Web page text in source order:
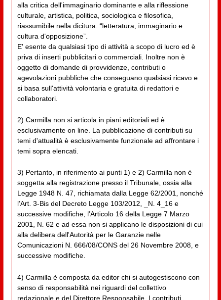
alla critica dell'immaginario dominante e alla riflessione
culturale, artistica, politica, sociologica e filosofica,
riassumibile nella dicitura: “letteratura, immaginario e
cultura d'opposizione”.
E' esente da qualsiasi tipo di attività a scopo di lucro ed è
priva di inserti pubblicitari o commerciali. Inoltre non è
oggetto di domande di provvidenze, contributi o
agevolazioni pubbliche che conseguano qualsiasi ricavo e
si basa sull'attività volontaria e gratuita di redattori e
collaboratori.
2) Carmilla non si articola in piani editoriali ed è
esclusivamente on line. La pubblicazione di contributi su
temi d'attualità è esclusivamente funzionale ad affrontare i
temi sopra elencati.
3) Pertanto, in riferimento ai punti 1) e 2) Carmilla non è
soggetta alla registrazione presso il Tribunale, ossia alla
Legge 1948 N. 47, richiamata dalla Legge 62/2001, nonché
l’Art. 3-Bis del Decreto Legge 103/2012, _N. 4_16 e
successive modifiche, l’Articolo 16 della Legge 7 Marzo
2001, N. 62 e ad essa non si applicano le disposizioni di cui
alla delibera dell'Autorità per le Garanzie nelle
Comunicazioni N. 666/08/CONS del 26 Novembre 2008, e
successive modifiche.
4) Carmilla è composta da editor chi si autogestiscono con
senso di responsabilità nei riguardi del collettivo
redazionale e del Direttore Responsabile. I contributi